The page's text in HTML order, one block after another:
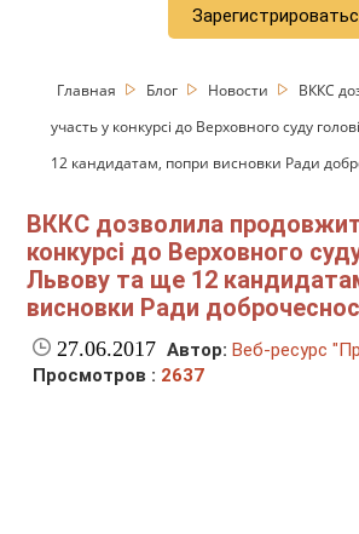
Главная Блог Новости
ВККС
участь у конкурсі до Верховного суду
12 кандидатам, попри висновки Ради
ВККС дозволила
конкурсі до Верховного
Львову та ще 12
висновки Ради
27.06.2017 Автор: Веб-ресурс
Просмотров : 2637